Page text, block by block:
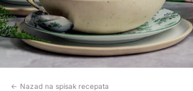
← Nazad na spisak recepata